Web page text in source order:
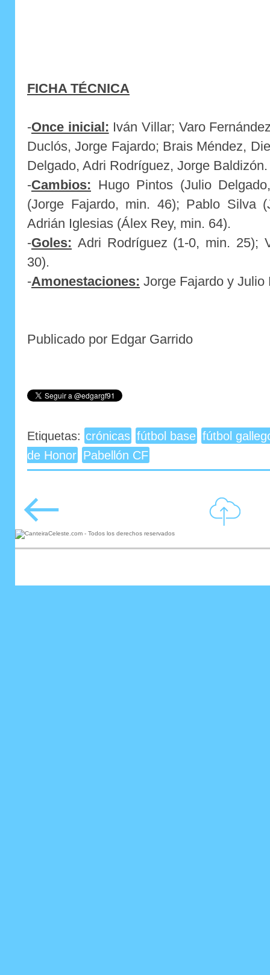
FICHA TÉCNICA
-Once inicial: Iván Villar; Varo
Duclós, Jorge Fajardo; Brais Méndez,
Delgado, Adri Rodríguez, Jorge Baldizón.
-Cambios: Hugo Pintos (Julio
(Jorge Fajardo, min. 46); Pablo Silva
Adrián Iglesias (Álex Rey, min. 64).
-Goles: Adri Rodríguez (1-0, min. 25);
30).
-Amonestaciones: Jorge Fajardo y Julio
Publicado por Edgar Garrido
Etiquetas: crónicas fútbol base fútbol
de Honor Pabellón CF